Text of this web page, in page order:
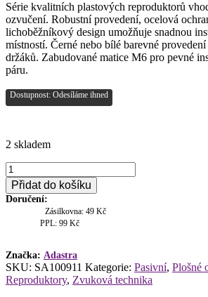
Série kvalitních plastových reproduktorů
ozvučení. Robustní provedení, ocelová
lichoběžníkový design umožňuje snadnou
místností. Černé nebo bílé barevné
držáků. Zabudované matice M6 pro pevné
páru.
Dostupnost: Odesíláme ihned
2 skladem
Adastra
BC8-
B,
nástěnný
černý,
cena/pár
množství
Přidat do košíku
Doručení:
Zásilkovna: 49 Kč
PPL: 99 Kč
Značka: Adastra
SKU: SA100911 Kategorie: Pasivní, Plošné
Reproduktory, Zvuková technika